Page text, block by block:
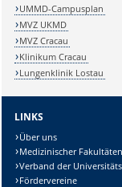
UMMD-Campusplan
MVZ UKMD
MVZ Cracau
Klinikum Cracau
Lungenklinik Lostau
LINKS
Über uns
Medizinischer
Verband der
Fördervereine